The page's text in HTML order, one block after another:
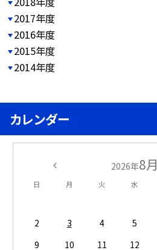
2017年度
2016年度
2015年度
2014年度
カレンダー
2026年8月
日 月 火 水
2
3 4 5
9
10 11 12